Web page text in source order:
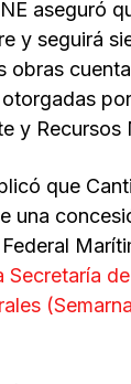
aseguró
y seguirá
obras
y Recursos
que
una
Secretaría